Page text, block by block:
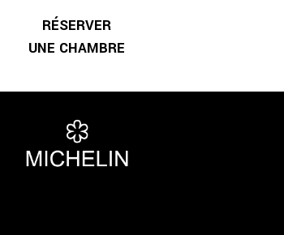
RÉSERVER
UNE CHAMBRE